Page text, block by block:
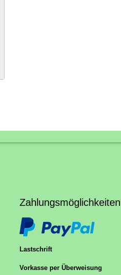
Zahlungsmöglichkeiten
Lastschrift
Vorkasse per Überweisung